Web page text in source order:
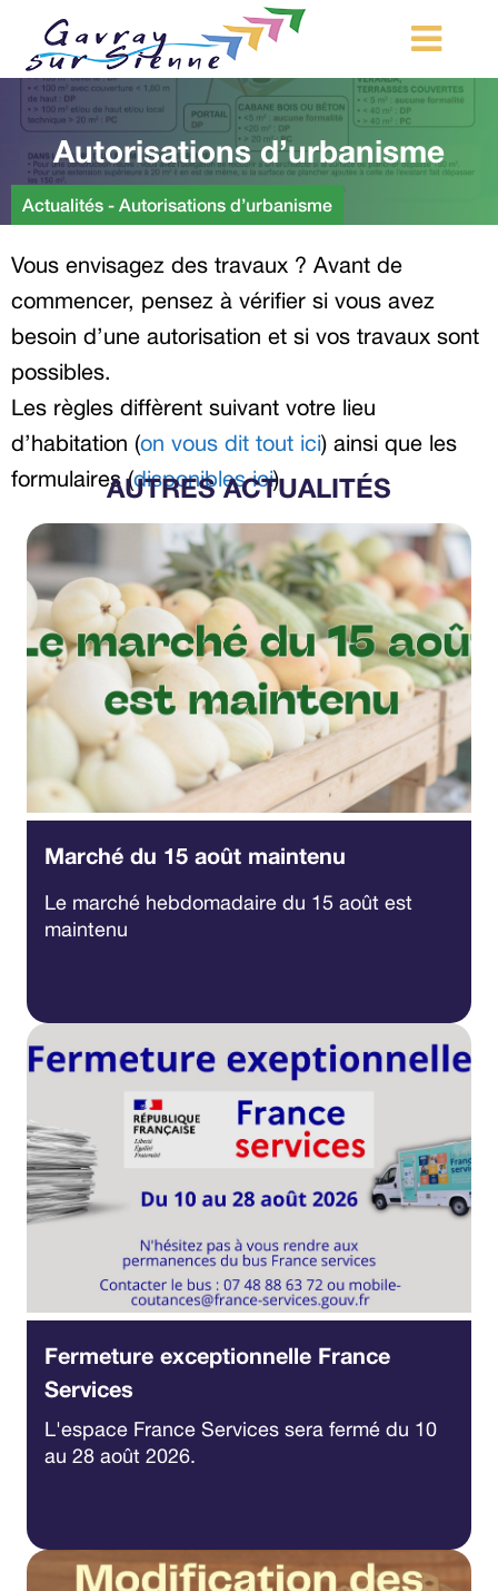
MA COMMUNE
MON QUOTIDIEN
LOISIRS ET TOURISME
CONTACT
Démarches d’urbanisme
Autorisations d’urbanisme
Actualités - Autorisations d’urbanisme
Vous envisagez des travaux ? Avant de
commencer, pensez à vérifier si vous avez
besoin d’une autorisation et si vos travaux sont
possibles.
Les règles diffèrent suivant votre lieu
d’habitation (on vous dit tout ici) ainsi que les
formulaires (disponibles ici).
AUTRES ACTUALITÉS
Marché du 15 août maintenu
Le marché hebdomadaire du 15 août est
maintenu
Fermeture exceptionnelle France
Services
L'espace France Services sera fermé du 10
au 28 août 2026.